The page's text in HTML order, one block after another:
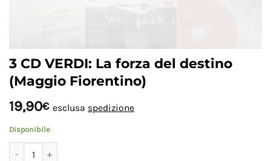
3 CD VERDI: La forza del destino
(Maggio Fiorentino)
19,90€ esclusa spedizione
Disponibile